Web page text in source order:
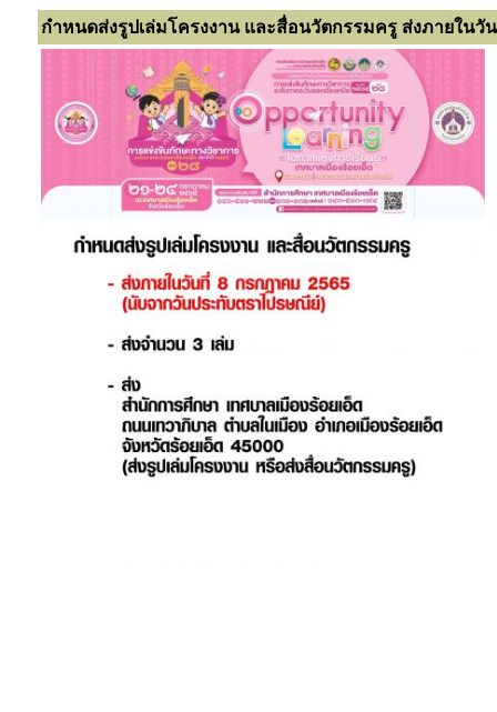
กำหนดส่งรูปเล่มโครงงาน และสื่อนวัตกรรมครู ส่งภายใน